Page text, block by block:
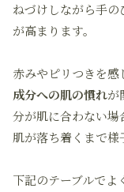
ねづけしながら手
が高まります。
赤みやピリつきを感
成分への肌の慣れが
分が肌に合わない場
肌が落ち着くまで様
下記のテーブルでよ